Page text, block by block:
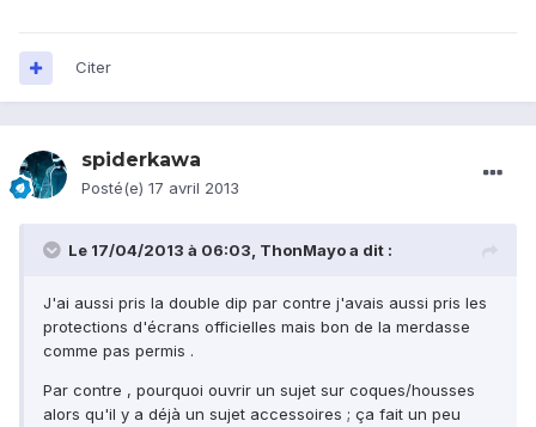
Citer
spiderkawa
Posté(e) 17 avril 2013
Le 17/04/2013 à 06:03, ThonMayo a dit :
J'ai aussi pris la double dip par contre j'avais aussi pris les
protections d'écrans officielles mais bon de la merdasse
comme pas permis .
Par contre , pourquoi ouvrir un sujet sur coques/housses
alors qu'il y a déjà un sujet accessoires ; ça fait un peu